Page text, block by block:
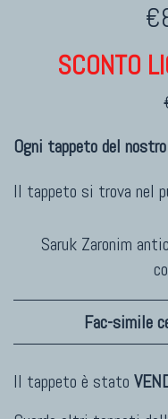
SCONTO
Ogni tappeto del
Il tappeto si trova nel
Saruk Zaronim
Fac-simile
Il tappeto è stato